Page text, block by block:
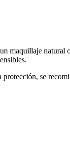
maquillaje
se